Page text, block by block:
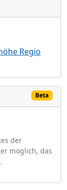
Regio
Beta
der
möglich, das